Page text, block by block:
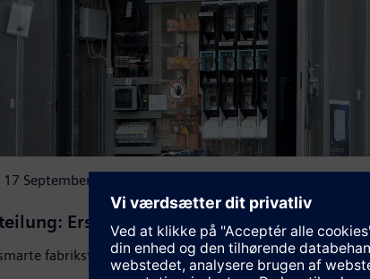
17 September 2025
Erste intelligente
fabriksfertige, typgeprüfte Trafostation Siemens-
Erfolgreiches Geschäftsjahr 2025
(+3,4 %) und Auftragseingang (+1,3%), stabile